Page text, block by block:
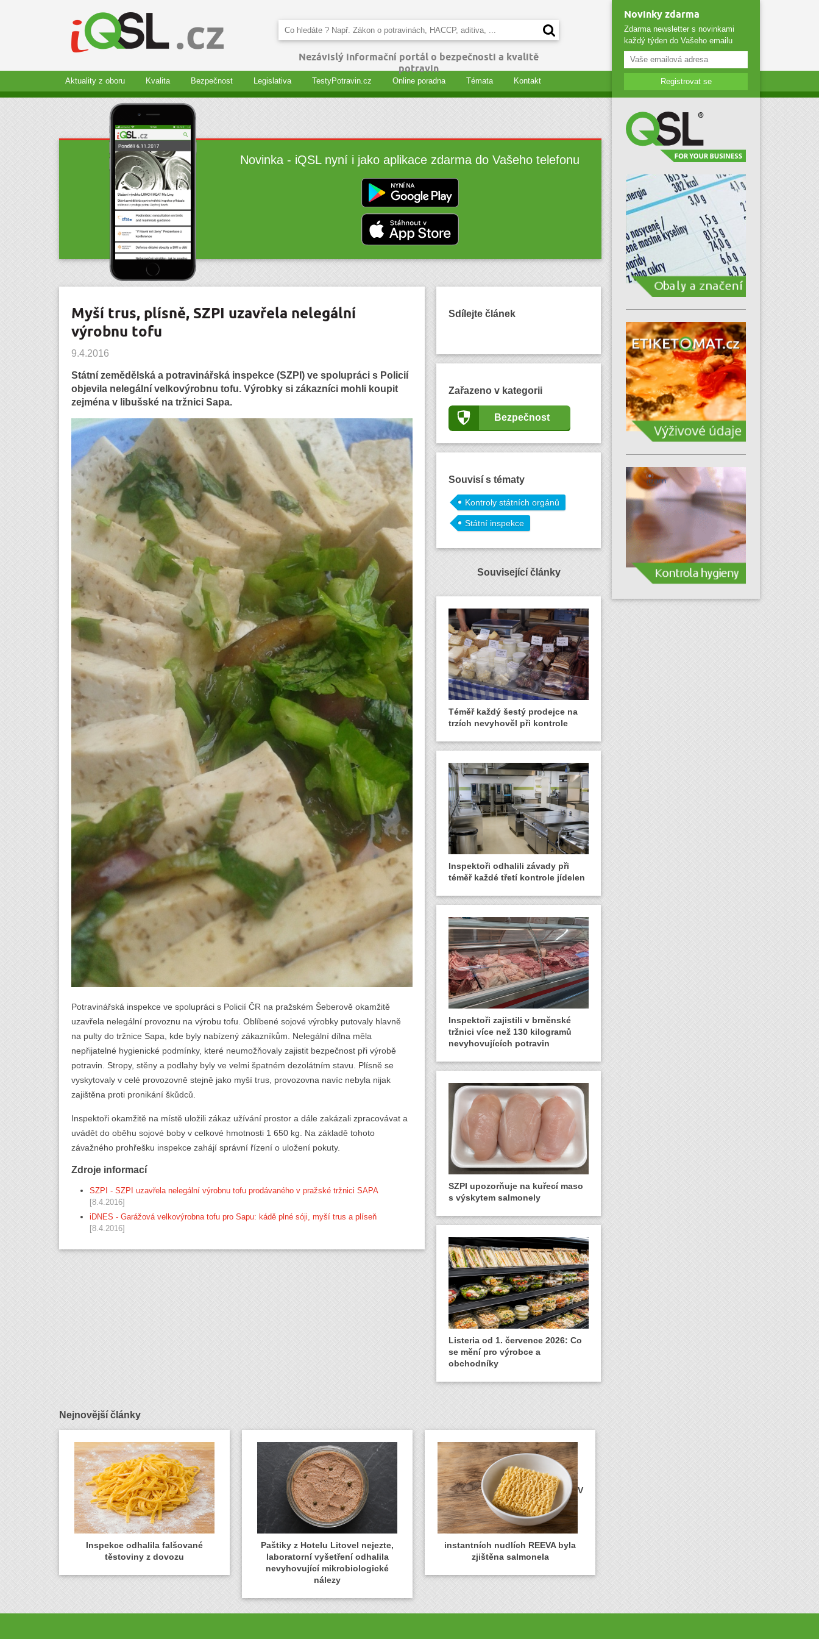
Nezávislý informační portál o bezpečnosti a kvalitě
potravin
Aktuality z oboru Kvalita Bezpečnost Legislativa TestyPotravin.cz Online poradna Témata Kontakt
Novinka - iQSL nyní i jako aplikace zdarma do Vašeho telefonu
Myší trus, plísně, SZPI uzavřela nelegální
výrobnu tofu
9.4.2016
Státní zemědělská a potravinářská inspekce (SZPI) ve spolupráci s Policií
objevila nelegální velkovýrobnu tofu. Výrobky si zákazníci mohli koupit
zejména v libušské na tržnici Sapa.
Potravinářská inspekce ve spolupráci s Policií ČR na pražském Šeberově okamžitě
uzavřela nelegální provoznu na výrobu tofu. Oblíbené sojové výrobky putovaly hlavně
na pulty do tržnice Sapa, kde byly nabízený zákazníkům. Nelegální dílna měla
nepřijatelné hygienické podmínky, které neumožňovaly zajistit bezpečnost při výrobě
potravin. Stropy, stěny a podlahy byly ve velmi špatném dezolátním stavu. Plísně se
vyskytovaly v celé provozovně stejně jako myší trus, provozovna navíc nebyla nijak
zajištěna proti pronikání škůdců.
Inspektoři okamžitě na místě uložili zákaz užívání prostor a dále zakázali zpracovávat a
uvádět do oběhu sojové boby v celkové hmotnosti 1 650 kg. Na základě tohoto
závažného prohřešku inspekce zahájí správní řízení o uložení pokuty.
Zdroje informací
SZPI - SZPI uzavřela nelegální výrobnu tofu prodávaného v pražské tržnici SAPA
[8.4.2016]
iDNES - Garážová velkovýrobna tofu pro Sapu: kádě plné sóji, myší trus a plíseň
[8.4.2016]
Sdílejte článek
Zařazeno v kategorii
Bezpečnost
Souvisí s tématy
Kontroly státních orgánů
Státní inspekce
Související články
Téměř každý šestý prodejce na
trzích nevyhověl při kontrole
Inspektoři odhalili závady při
téměř každé třetí kontrole jídelen
Inspektoři zajistili v brněnské
tržnici více než 130 kilogramů
nevyhovujících potravin
SZPI upozorňuje na kuřecí maso
s výskytem salmonely
Listeria od 1. července 2026: Co
se mění pro výrobce a
obchodníky
Nejnovější články
Inspekce odhalila falšované
těstoviny z dovozu
Paštiky z Hotelu Litovel nejezte,
laboratorní vyšetření odhalila
nevyhovující mikrobiologické
nálezy
V
instantních nudlích REEVA byla
zjištěna salmonela
Novinky zdarma
Zdarma newsletter s novinkami
každý týden do Vašeho emailu
Registrovat se